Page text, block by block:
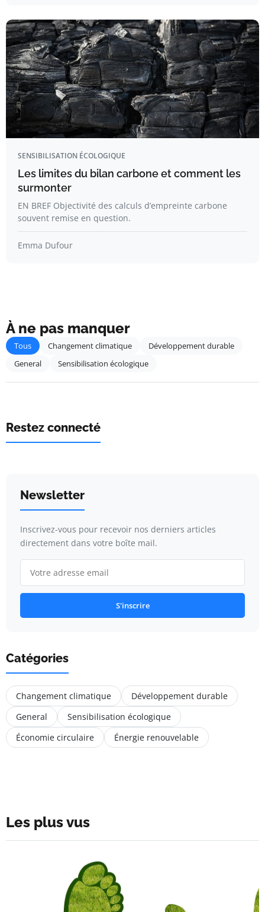
SENSIBILISATION ÉCOLOGIQUE
Les limites du bilan carbone et comment les
surmonter
EN BREF Objectivité des calculs d’empreinte carbone
souvent remise en question.
Emma Dufour
À ne pas manquer
Tous Changement climatique
Développement durable
General
Sensibilisation écologique
Restez connecté
Newsletter
Inscrivez-vous pour recevoir nos derniers articles
directement dans votre boîte mail.
S'inscrire
Catégories
Changement climatique
Développement durable
General
Sensibilisation écologique
Économie circulaire
Énergie renouvelable
Les plus vus